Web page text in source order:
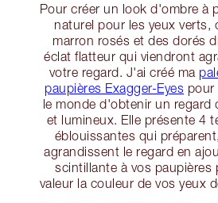
Pour créer un look d'ombre à
naturel pour les yeux verts,
marron rosés et des dorés
éclat flatteur qui viendront
votre regard. J'ai créé ma
paupières Exagger-Eyes pour
le monde d'obtenir un regard
et lumineux. Elle présente 4
éblouissantes qui
agrandissent le regard en
scintillante à vos paupières
valeur la couleur de vos yeux